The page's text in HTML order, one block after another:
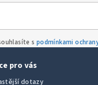
s podmínkami
pro vás
dotazy